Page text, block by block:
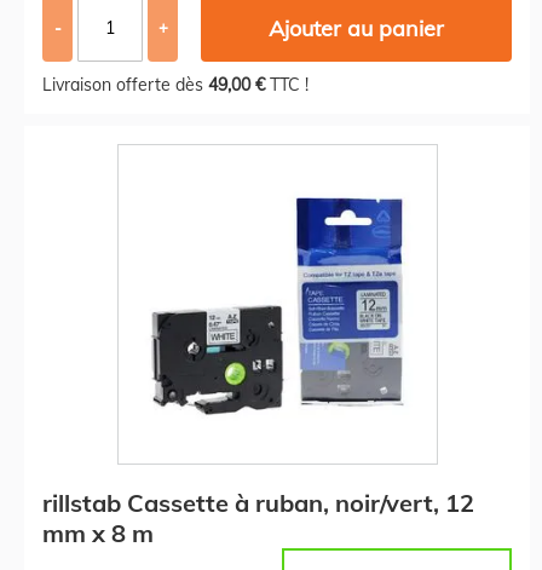
- + Ajouter au panier
Livraison offerte dès 49,00 €TTC !
rillstab Cassette à ruban, noir/vert, 12
mm x 8 m